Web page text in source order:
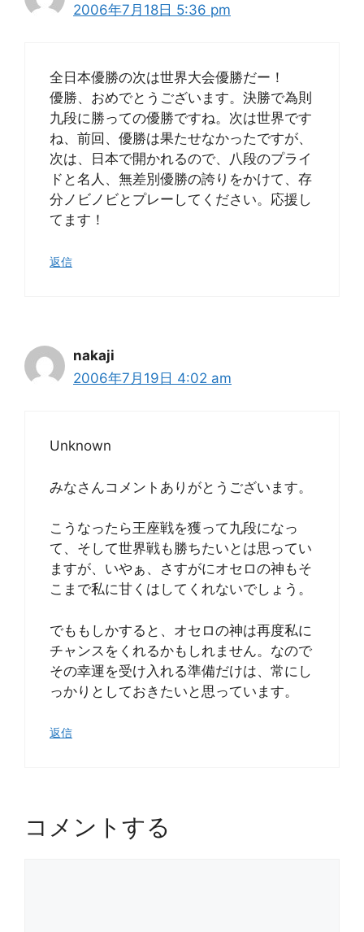
2006年7月18日 5:36 pm
全日本優勝の次は世界大会優勝だー！
優勝、おめでとうございます。決勝で為則
九段に勝っての優勝ですね。次は世界です
ね、前回、優勝は果たせなかったですが、
次は、日本で開かれるので、八段のプライ
ドと名人、無差別優勝の誇りをかけて、存
分ノビノビとプレーしてください。応援し
てます！
返信
nakaji
2006年7月19日 4:02 am
Unknown
みなさんコメントありがとうございます。
こうなったら王座戦を獲って九段になっ
て、そして世界戦も勝ちたいとは思ってい
ますが、いやぁ、さすがにオセロの神もそ
こまで私に甘くはしてくれないでしょう。
でももしかすると、オセロの神は再度私に
チャンスをくれるかもしれません。なので
その幸運を受け入れる準備だけは、常にし
っかりとしておきたいと思っています。
返信
コメントする